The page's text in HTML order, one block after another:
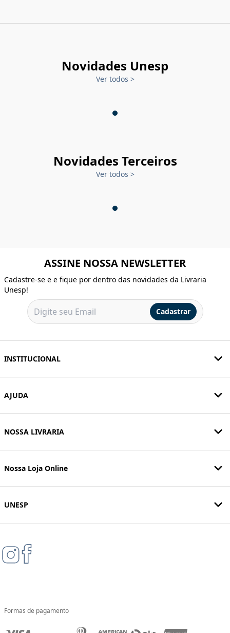
Novidades Unesp
Ver todos >
Novidades Terceiros
Ver todos >
ASSINE NOSSA NEWSLETTER
Cadastre-se e e fique por dentro das novidades da Livraria
Unesp!
Cadastrar
INSTITUCIONAL
AJUDA
NOSSA LIVRARIA
Nossa Loja Online
UNESP
Formas de pagamento